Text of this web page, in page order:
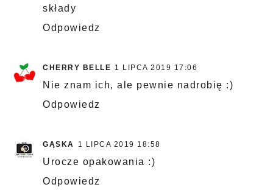
składy
Odpowiedz
CHERRY BELLE 1 LIPCA 2019 17:06
Nie znam ich, ale pewnie nadrobię :)
Odpowiedz
GĄSKA 1 LIPCA 2019 18:58
Urocze opakowania :)
Odpowiedz